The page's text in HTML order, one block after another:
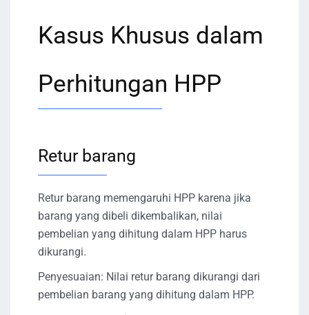
Kasus Khusus dalam
Perhitungan HPP
Retur barang
Retur barang memengaruhi HPP karena jika
barang yang dibeli dikembalikan, nilai
pembelian yang dihitung dalam HPP harus
dikurangi.
Penyesuaian: Nilai retur barang dikurangi dari
pembelian barang yang dihitung dalam HPP.